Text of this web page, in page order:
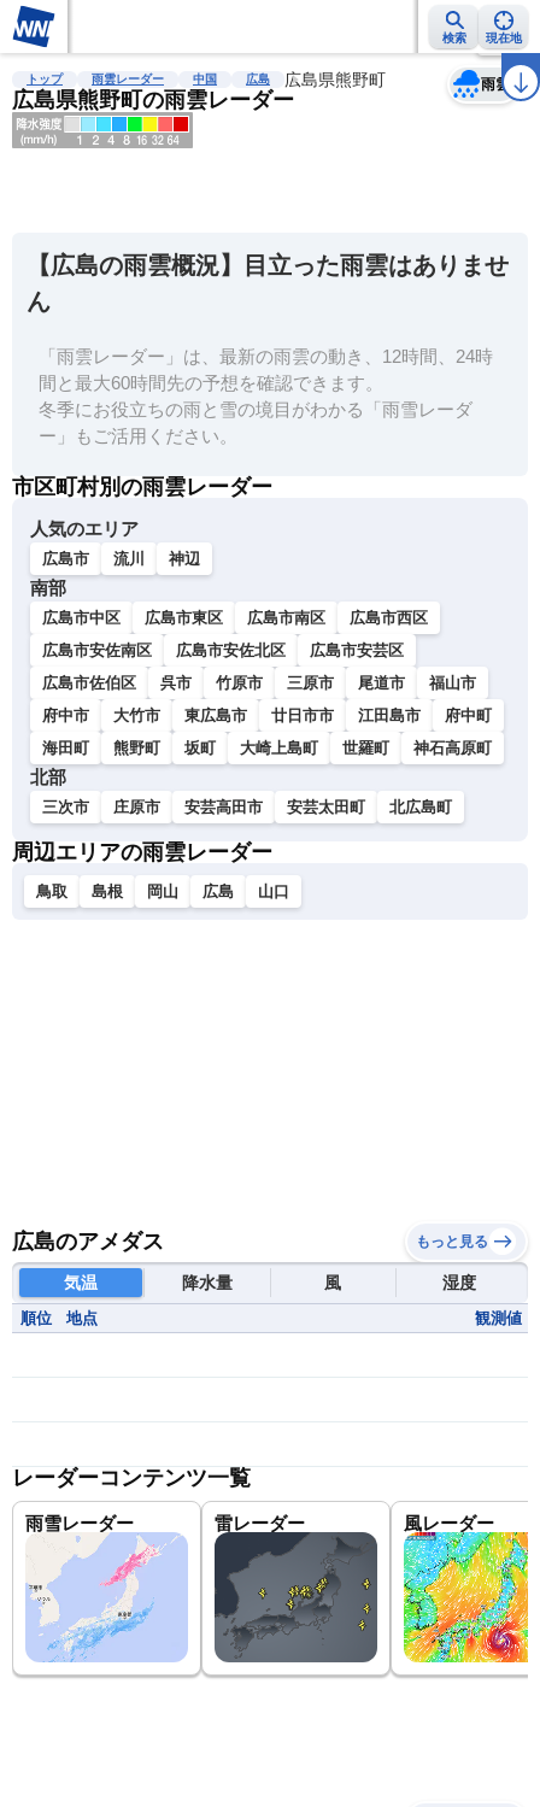
検索 現在地
雨雲レーダー 台風情報 地震情報 警報・注意報 2週間天気 ラ
トップ 雨雲レーダー 中国 広島 広島県熊野町
広島県熊野町の雨雲レーダー
雨雲
天気 台風
【広島の雨雲概況】目立った雨雲はありませ
ん
「雨雲レーダー」は、最新の雨雲の動き、12時間、24時
間と最大60時間先の予想を確認できます。
冬季にお役立ちの雨と雪の境目がわかる「雨雪レーダ
ー」もご活用ください。
市区町村別の雨雲レーダー
人気のエリア
広島市 流川 神辺
南部
広島市中区 広島市東区 広島市南区
広島市西区
広島市安佐南区
広島市安佐北区
広島市安芸区
広島市佐伯区
呉市 竹原市 三原市 尾道市
福山市
府中市
大竹市 東広島市 廿日市市 江田島市
府中町
海田町
熊野町 坂町 大崎上島町 世羅町 神石高原町
北部
三次市 庄原市 安芸高田市 安芸太田町 北広島町
周辺エリアの雨雲レーダー
鳥取 島根 岡山 広島 山口
広島のアメダス もっと見る
気温 降水量 風 湿度
順位 地点 観測値
レーダーコンテンツ一覧
雨雪レーダー 雷レーダー 風レーダー